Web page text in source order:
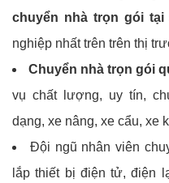
chuyển nhà trọn gói tại
nghiệp nhất trên trên thị
Chuyển nhà trọn gói
vụ chất lượng, uy tín,
dạng, xe nâng, xe cẩu, xe
Đội ngũ nhân viên
lắp thiết bị điện tử, điện